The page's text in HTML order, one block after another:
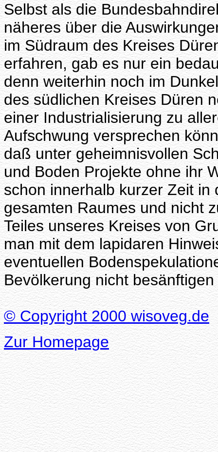
Selbst als die
näheres über die
im Südraum des Kreises
erfahren, gab es nur ein
denn weiterhin noch im
des südlichen Kreises Düren
einer Industrialisierung zu
Aufschwung versprechen
daß unter geheimnisvollen
und Boden Projekte ohne ihr
schon innerhalb kurzer Zeit
gesamten Raumes und nicht
Teiles unseres Kreises von
man mit dem lapidaren
eventuellen
Bevölkerung nicht
© Copyright 2000 wisoveg.de
Zur Homepage